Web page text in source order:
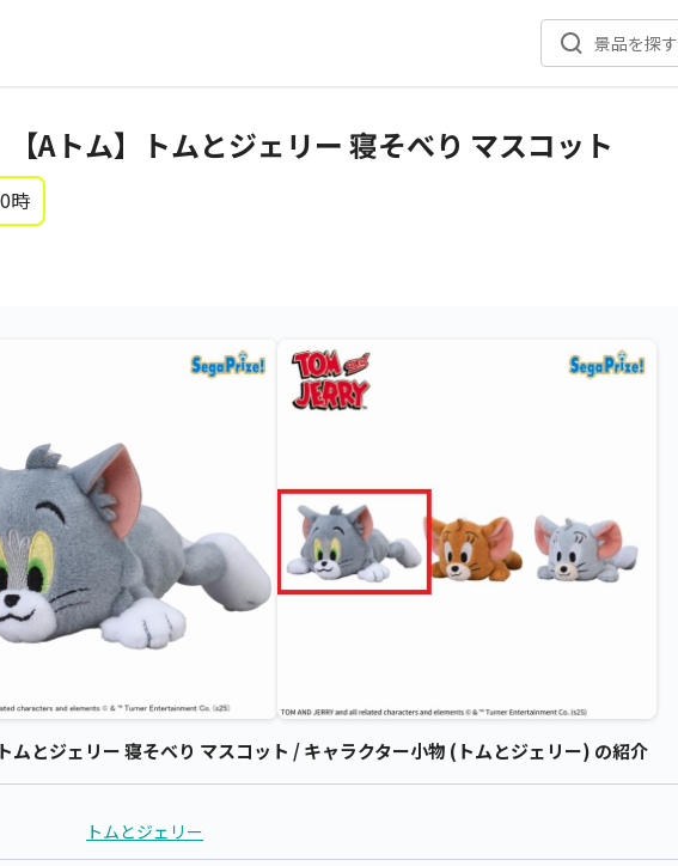
景品を探す
【Aトム】トムとジェリー 寝そべり マスコット
時
ムとジェリー 寝そべり マスコット / キャラクター小物 (トムとジェリー) の紹介
トムとジェリー